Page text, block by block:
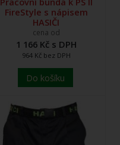
FireStyle s nápisem
HASIČI
cena od
1 166 Kč s DPH
964 Kč bez DPH
Do košíku